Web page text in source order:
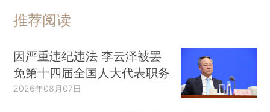
推荐阅读
因严重违纪违法 李云泽被罢
免第十四届全国人大代表职务
2026年08月07日